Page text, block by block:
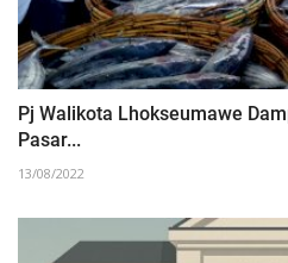
Pj Walikota Lhokseumawe
Pasar...
13/08/2022